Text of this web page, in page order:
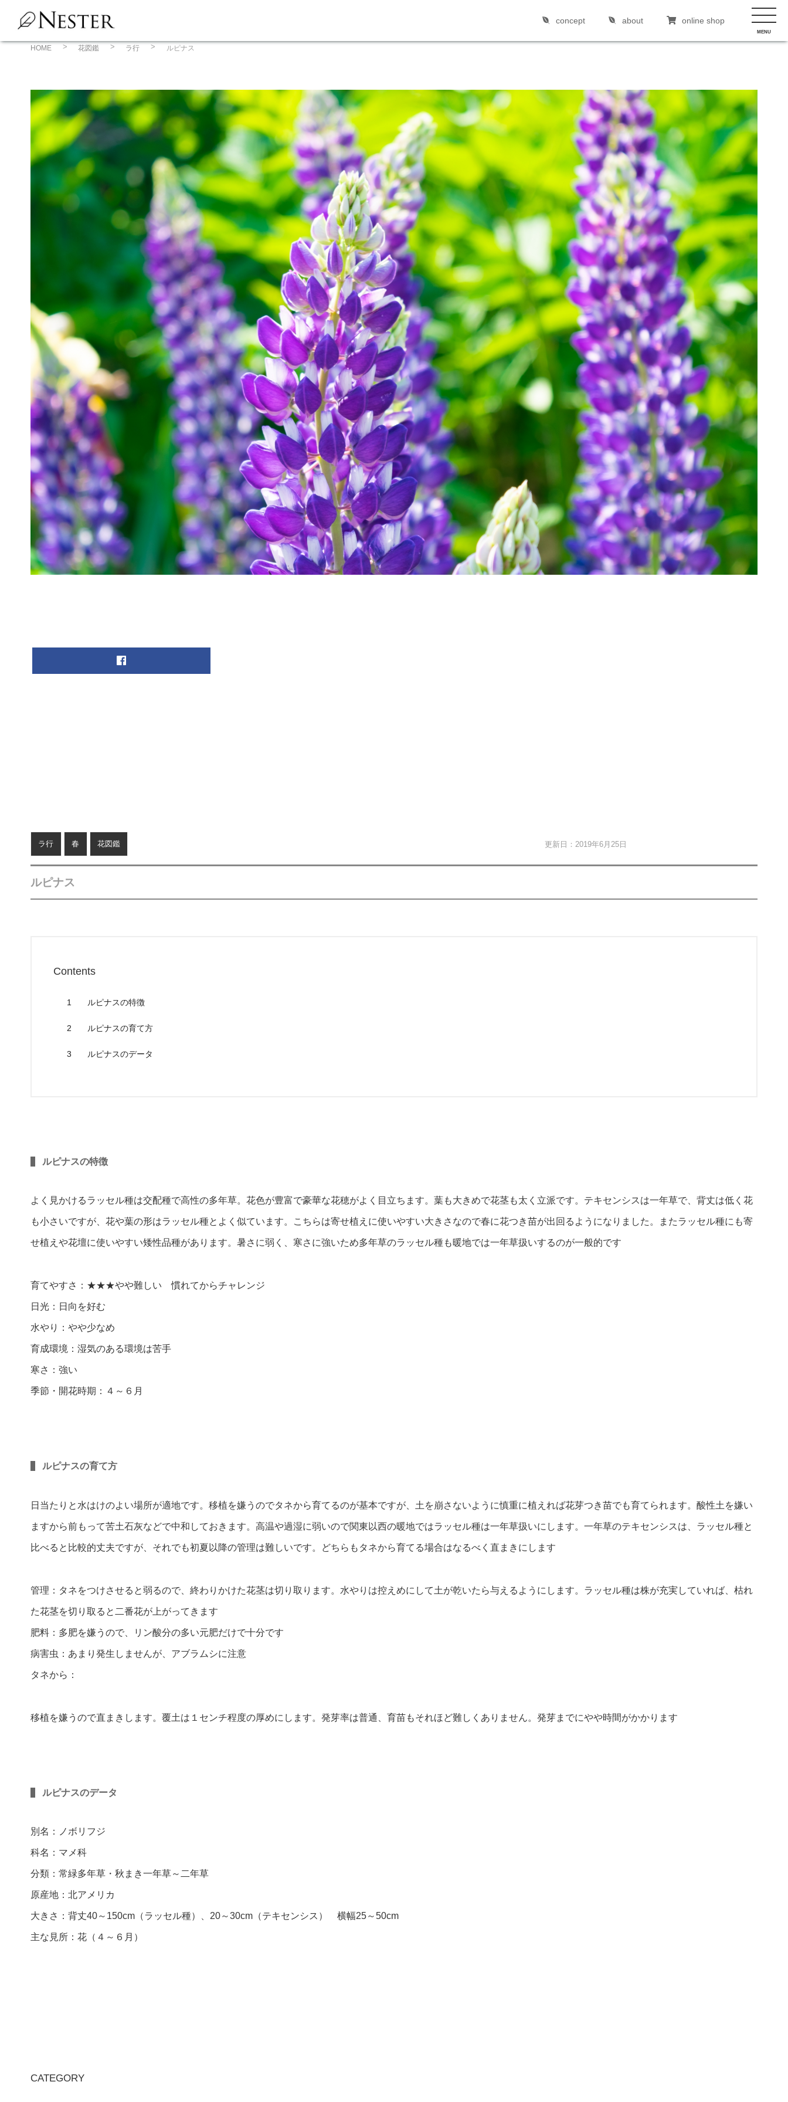
concept about online shop
MENU
HOME 花図鑑 ラ行 ルピナス
ラ行 春 花図鑑 更新日：2019年6月25日
ルピナス
Contents
1 ルピナスの特徴
2 ルピナスの育て方
3 ルピナスのデータ
ルピナスの特徴
よく見かけるラッセル種は交配種で高性の多年草。花色が豊富で豪華な花穂がよく目立ちます。葉も大きめで花茎も太く立派です。テキセンシスは一年草で、背丈は低く花
も小さいですが、花や葉の形はラッセル種とよく似ています。こちらは寄せ植えに使いやすい大きさなので春に花つき苗が出回るようになりました。またラッセル種にも寄
せ植えや花壇に使いやすい矮性品種があります。暑さに弱く、寒さに強いため多年草のラッセル種も暖地では一年草扱いするのが一般的です
育てやすさ：★★★やや難しい 慣れてからチャレンジ
日光：日向を好む
水やり：やや少なめ
育成環境：湿気のある環境は苦手
寒さ：強い
季節・開花時期：４～６月
ルピナスの育て方
日当たりと水はけのよい場所が適地です。移植を嫌うのでタネから育てるのが基本ですが、土を崩さないように慎重に植えれば花芽つき苗でも育てられます。酸性土を嫌い
ますから前もって苦土石灰などで中和しておきます。高温や過湿に弱いので関東以西の暖地ではラッセル種は一年草扱いにします。一年草のテキセンシスは、ラッセル種と
比べると比較的丈夫ですが、それでも初夏以降の管理は難しいです。どちらもタネから育てる場合はなるべく直まきにします
管理：タネをつけさせると弱るので、終わりかけた花茎は切り取ります。水やりは控えめにして土が乾いたら与えるようにします。ラッセル種は株が充実していれば、枯れ
た花茎を切り取ると二番花が上がってきます
肥料：多肥を嫌うので、リン酸分の多い元肥だけで十分です
病害虫：あまり発生しませんが、アブラムシに注意
タネから：
移植を嫌うので直まきします。覆土は１センチ程度の厚めにします。発芽率は普通、育苗もそれほど難しくありません。発芽までにやや時間がかかります
ルピナスのデータ
別名：ノボリフジ
科名：マメ科
分類：常緑多年草・秋まき一年草～二年草
原産地：北アメリカ
大きさ：背丈40～150cm（ラッセル種）、20～30cm（テキセンシス） 横幅25～50cm
主な見所：花（４～６月）
CATEGORY